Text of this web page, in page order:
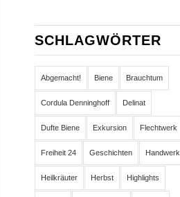
SCHLAGWÖRTER
Abgemacht! Biene Brauchtum
Cordula Denninghoff Delinat
Dufte Biene Exkursion Flechtwerk
Freiheit 24 Geschichten Handwerk
Heilkräuter Herbst Highlights